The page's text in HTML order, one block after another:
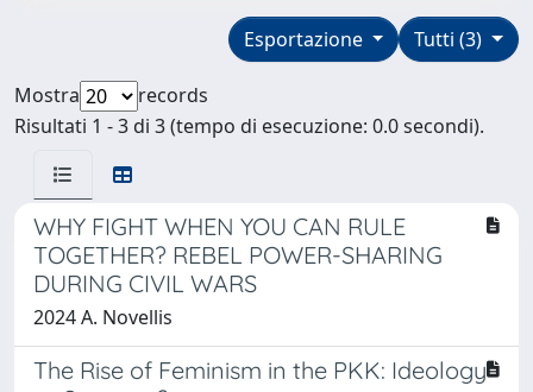
Tutti (3)
Esportazione
Mostra
records
Risultati 1 - 3 di 3 (tempo di esecuzione: 0.0 secondi).
WHY FIGHT WHEN YOU CAN RULE
TOGETHER? REBEL POWER-SHARING
DURING CIVIL WARS
2024 A. Novellis
The Rise of Feminism in the PKK: Ideology